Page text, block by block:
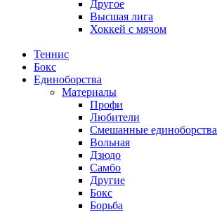
Другое
Высшая лига
Хоккей с мячом
Теннис
Бокс
Единоборства
Материалы
Профи
Любители
Смешанные единоборства
Вольная
Дзюдо
Самбо
Другие
Бокс
Борьба